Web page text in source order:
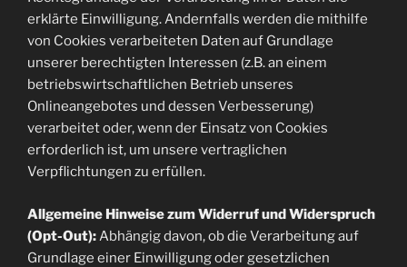
erklärte Einwilligung. Andernfalls werden die mithilfe
von Cookies verarbeiteten Daten auf Grundlage
unserer berechtigten Interessen (z.B. an einem
betriebswirtschaftlichen Betrieb unseres
Onlineangebotes und dessen Verbesserung)
verarbeitet oder, wenn der Einsatz von Cookies
erforderlich ist, um unsere vertraglichen
Verpflichtungen zu erfüllen.
Allgemeine Hinweise zum Widerruf und Widerspruch
(Opt-Out):Abhängig davon, ob die Verarbeitung auf
Grundlage einer Einwilligung oder gesetzlichen